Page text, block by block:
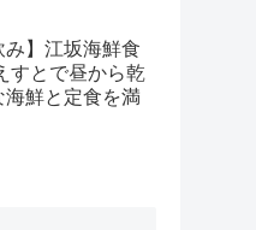
み】江坂海鮮食
すとで昼から乾
海鮮と定食を満